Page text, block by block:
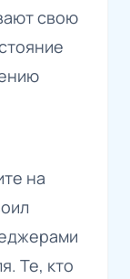
свою
на
Те, кто